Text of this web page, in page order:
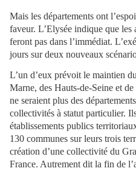
Mais les départements ont
faveur. L’Elysée indique que les
feront pas dans l’immédiat.
jours sur deux nouveaux
L’un d’eux prévoit le maintien
Marne, des Hauts-de-Seine et
ne seraient plus des
collectivités à statut particulier.
établissements publics
130 communes sur leurs trois
création d’une collectivité du
France. Autrement dit la fin de